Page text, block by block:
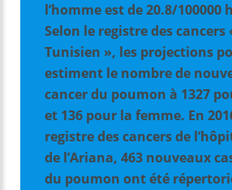
l’homme est de 20.8/100000
Selon le registre des cancers
Tunisien », les projections
estiment le nombre de
cancer du poumon à 1327
et 136 pour la femme. En
registre des cancers de
de l’Ariana, 463 nouveaux
du poumon ont été